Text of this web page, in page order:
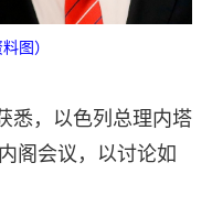
图）
悉，以色列总理内塔
阁会议，以讨论如